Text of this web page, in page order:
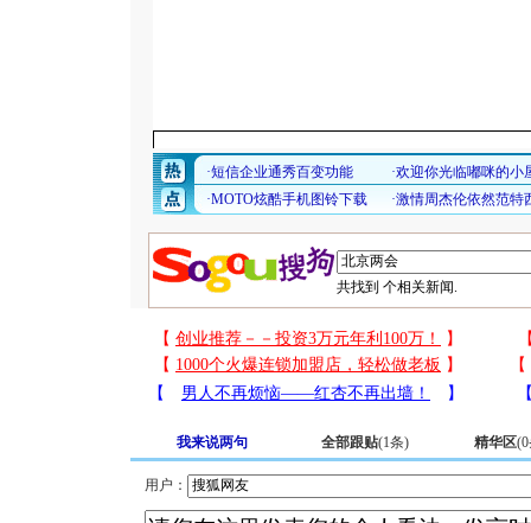
共找到 个相关新闻.
我来说两句 全部跟贴(1条) 精华区(0
用户：